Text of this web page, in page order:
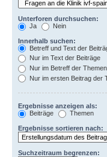
Unterforen durchsuchen:
Ja
Nein
Innerhalb suchen:
Betreff und Text der
Nur im Text der Beiträge
Nur im Betreff der Themen
Nur im ersten Beitrag der
Ergebnisse anzeigen als:
Beiträge
Themen
Ergebnisse sortieren nach:
Suchzeitraum begrenzen: